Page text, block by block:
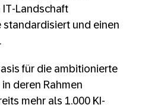
Landschaft
und einen
für die ambitionierte
in deren Rahmen
mehr als 1.000 KI-